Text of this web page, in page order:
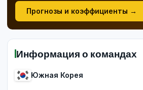
Прогнозы и коэффициенты →
Информация о командах
Южная Корея